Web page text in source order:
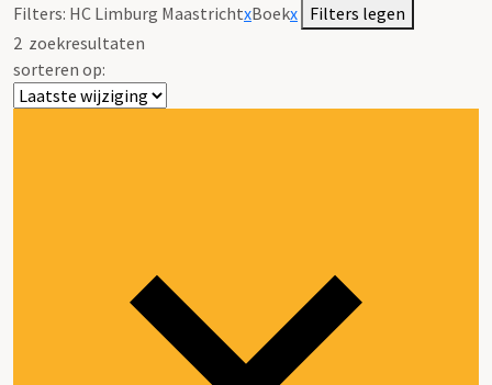
Filters: HC Limburg MaastrichtxBoekx Filters legen
2 zoekresultaten
sorteren op: